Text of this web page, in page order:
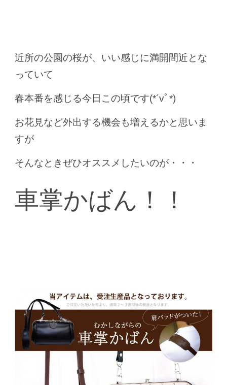
近所の公園の桜が、いい感じに満開間近とな
っていて
春本番を感じる今日この頃です(*´vﾟ*)
お花見など外出する機会も増えるかと思いま
すが
そんなときぜひオススメしたいのが・・・
車掌かばん！！